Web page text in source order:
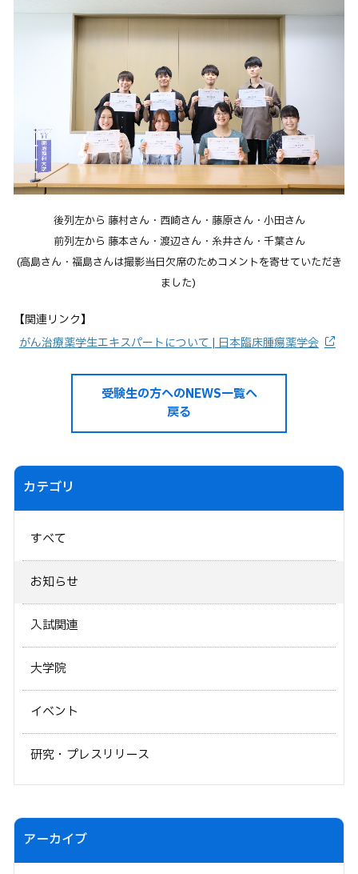
後列左から 藤村さん・西崎さん・藤原さん・小田さん
前列左から 藤本さん・渡辺さん・糸井さん・千葉さん
(高島さん・福島さんは撮影当日欠席のためコメントを寄せていただき
ました)
【関連リンク】
がん治療薬学生エキスパートについて | 日本臨床腫瘍薬学会
受験生の方へのNEWS一覧へ
戻る
カテゴリ
すべて
お知らせ
入試関連
大学院
イベント
研究・プレスリリース
アーカイブ